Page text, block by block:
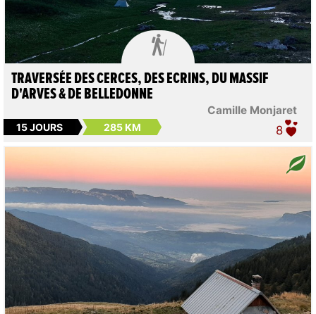

Camille Monjaret
TRAVERSÉE DES CERCES, DES ECRINS, DU MASSIF
D'ARVES & DE BELLEDONNE
15 JOURS 285 KM 8